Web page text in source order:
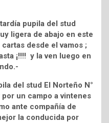
pupila del stud
ligera de abajo en este
desde el vamos ;
¡!!!! y la ven luego en
del stud El Norteño N°
un campo a vintenes
ante compañía de
la conducida por